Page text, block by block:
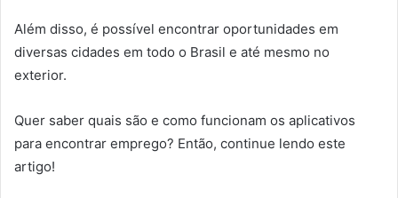
Além disso, é possível encontrar oportunidades em
diversas cidades em todo o Brasil e até mesmo no
exterior.
Quer saber quais são e como funcionam os aplicativos
para encontrar emprego? Então, continue lendo este
artigo!